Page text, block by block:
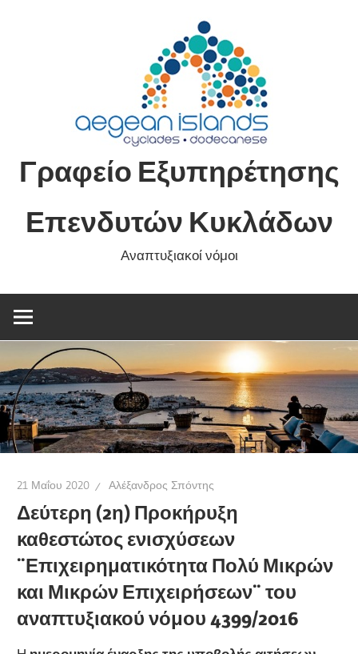
Γραφείο Εξυπηρέτησης
Επενδυτών Κυκλάδων
Αναπτυξιακοί νόμοι
21 Μαΐου 2020 Αλέξανδρος Σπόντης
Δεύτερη (2η) Προκήρυξη
καθεστώτος ενισχύσεων
¨Επιχειρηματικότητα Πολύ Μικρών
και Μικρών Επιχειρήσεων¨ του
αναπτυξιακού νόμου 4399/2016